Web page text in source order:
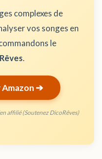
complexes de
vos songes en
le
.
Amazon ➔
affilié (Soutenez DicoRêves)